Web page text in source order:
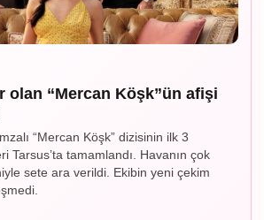
olan “Mercan Köşk”ün afişi
“Mercan Köşk” dizisinin ilk 3
Tarsus’ta tamamlandı. Havanın çok
sete ara verildi. Ekibin yeni çekim